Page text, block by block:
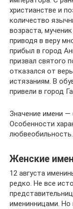
христианстве и
количество
возраста,
приводя в веру
прибыл в город
призвал святого
отказался от
истязаниям. В
привели в город
Значение имени —
Особенности
любвеобильность.
Женские
12 августа
редко. Не все
именинницами. Но